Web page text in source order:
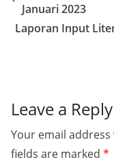
Januari 2023
Laporan Input
Leave a Reply
Your email
fields are marked *